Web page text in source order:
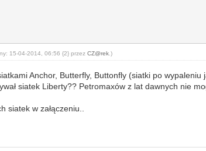
15-04-2014, 06:56 {2} przezCZ@rek .)
Anchor, Butterfly, Buttonfly (siatki po
siatek Liberty?? Petromaxów z lat dawnych nie
siatek w załączeniu..